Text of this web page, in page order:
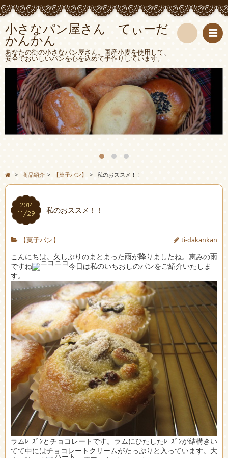
小さなパン屋さん てぃーだ
かんかん
あなたの街の小さなパン屋さん。国産小麦を使用して、
安全でおいしいパンを心を込めて手作りしています。
索
> 商品紹介 > 【菓子パン】 > 私のおススメ！！
2014
11/29 私のおススメ！！
【菓子パン】 ti-dakankan
こんにちは。久しぶりのまとまった雨が降りましたね。恵みの雨
ですね
今日は私のいちおしのパンをご紹介いたしま
す。
ラムﾚｰｽﾞﾝとチョコレートです。ラムにひたしたﾚｰｽﾞﾝが結構きい
てて中にはチョコレートクリームがたっぷりと入っています。大